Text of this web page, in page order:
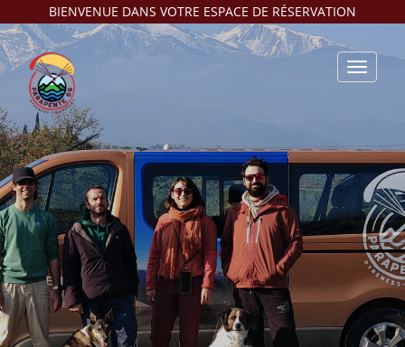
BIENVENUE DANS VOTRE ESPACE DE RÉSERVATION
Toggle